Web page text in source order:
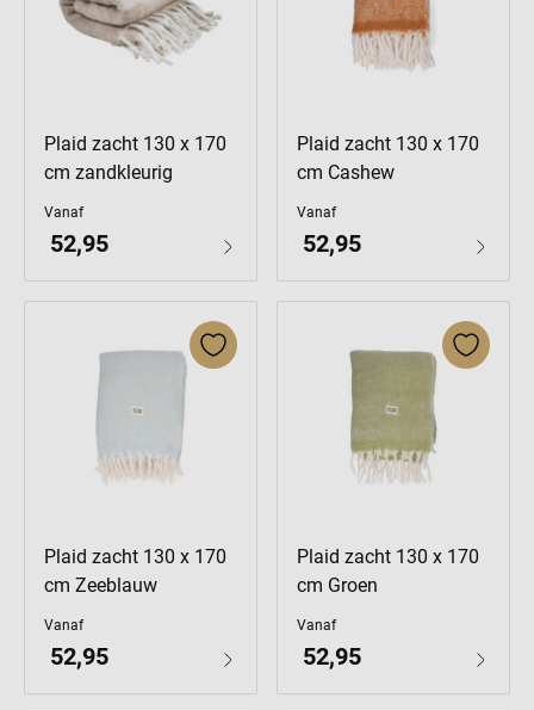
Plaid zacht 130 x 170
cm zandkleurig
Vanaf
52,95
Plaid zacht 130 x 170
cm Cashew
Vanaf
52,95
Plaid zacht 130 x 170
cm Zeeblauw
Vanaf
52,95
Plaid zacht 130 x 170
cm Groen
Vanaf
52,95